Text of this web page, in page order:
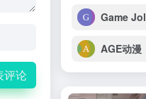
评论
Game
AGE动漫